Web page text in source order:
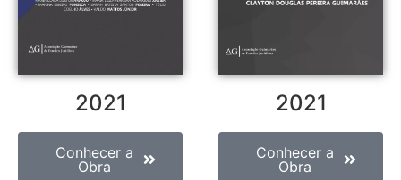
2021
Conhecer a
Obra
2021
Conhecer a
Obra